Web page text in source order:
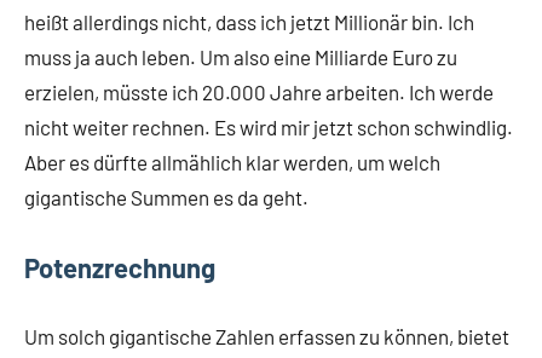
heißt allerdings nicht, dass ich jetzt Millionär bin. Ich
muss ja auch leben. Um also eine Milliarde Euro zu
erzielen, müsste ich 20.000 Jahre arbeiten. Ich werde
nicht weiter rechnen. Es wird mir jetzt schon schwindlig.
Aber es dürfte allmählich klar werden, um welch
gigantische Summen es da geht.
Potenzrechnung
Um solch gigantische Zahlen erfassen zu können, bietet